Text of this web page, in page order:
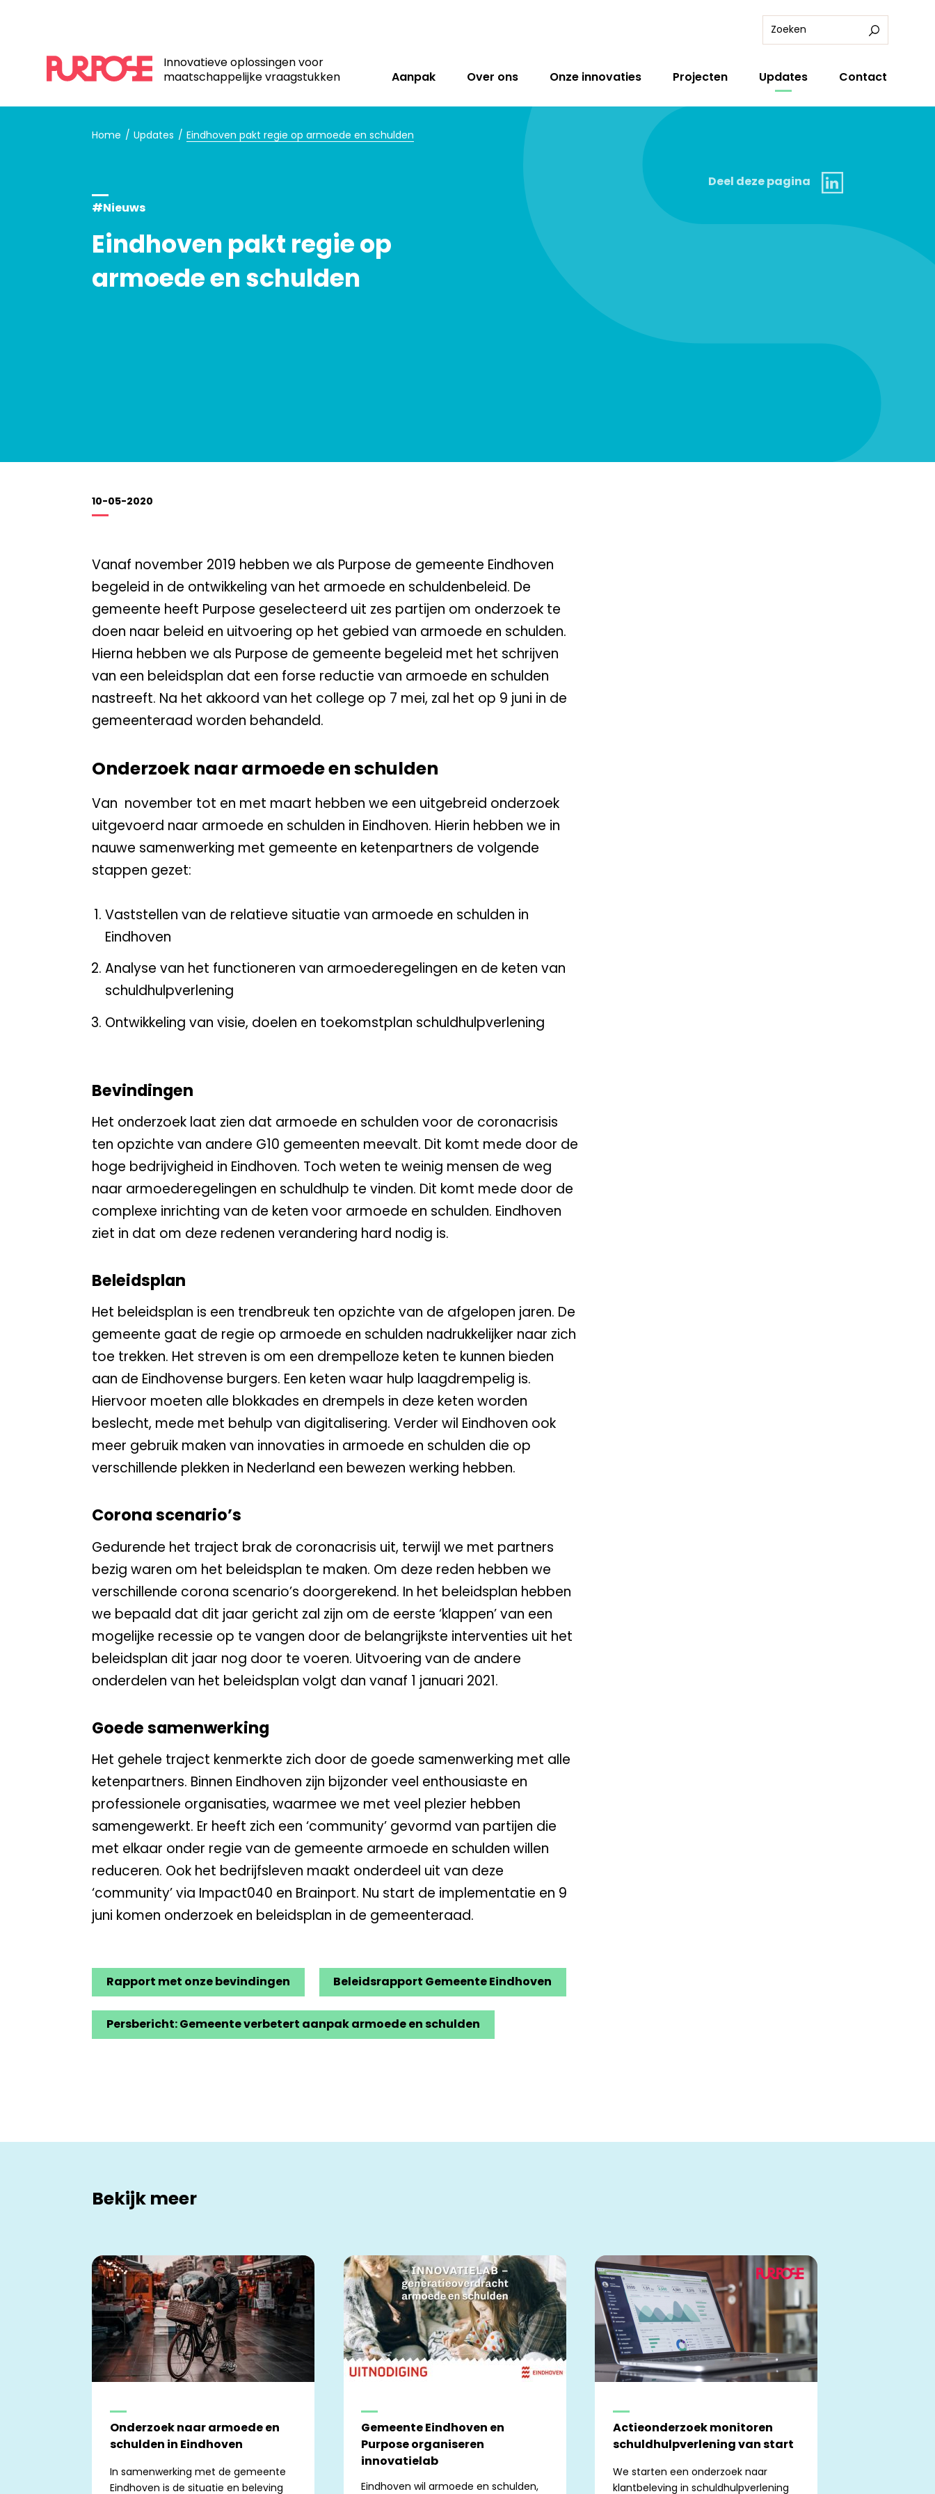
Innovatieve oplossingen voor
maatschappelijke vraagstukken
Aanpak Over ons Onze innovaties Projecten Updates Contact
Home Updates Eindhoven pakt regie op armoede en schulden
#Nieuws
Eindhoven pakt regie op
armoede en schulden
Deel deze pagina
10-05-2020
Vanaf november 2019 hebben we als Purpose de gemeente Eindhoven
begeleid in de ontwikkeling van het armoede en schuldenbeleid. De
gemeente heeft Purpose geselecteerd uit zes partijen om onderzoek te
doen naar beleid en uitvoering op het gebied van armoede en schulden.
Hierna hebben we als Purpose de gemeente begeleid met het schrijven
van een beleidsplan dat een forse reductie van armoede en schulden
nastreeft. Na het akkoord van het college op 7 mei, zal het op 9 juni in de
gemeenteraad worden behandeld.
Onderzoek naar armoede en schulden
Van november tot en met maart hebben we een uitgebreid onderzoek
uitgevoerd naar armoede en schulden in Eindhoven. Hierin hebben we in
nauwe samenwerking met gemeente en ketenpartners de volgende
stappen gezet:
Vaststellen van de relatieve situatie van armoede en schulden in
Eindhoven
Analyse van het functioneren van armoederegelingen en de keten van
schuldhulpverlening
Ontwikkeling van visie, doelen en toekomstplan schuldhulpverlening
Bevindingen
Het onderzoek laat zien dat armoede en schulden voor de coronacrisis
ten opzichte van andere G10 gemeenten meevalt. Dit komt mede door de
hoge bedrijvigheid in Eindhoven. Toch weten te weinig mensen de weg
naar armoederegelingen en schuldhulp te vinden. Dit komt mede door de
complexe inrichting van de keten voor armoede en schulden. Eindhoven
ziet in dat om deze redenen verandering hard nodig is.
Beleidsplan
Het beleidsplan is een trendbreuk ten opzichte van de afgelopen jaren. De
gemeente gaat de regie op armoede en schulden nadrukkelijker naar zich
toe trekken. Het streven is om een drempelloze keten te kunnen bieden
aan de Eindhovense burgers. Een keten waar hulp laagdrempelig is.
Hiervoor moeten alle blokkades en drempels in deze keten worden
beslecht, mede met behulp van digitalisering. Verder wil Eindhoven ook
meer gebruik maken van innovaties in armoede en schulden die op
verschillende plekken in Nederland een bewezen werking hebben.
Corona scenario’s
Gedurende het traject brak de coronacrisis uit, terwijl we met partners
bezig waren om het beleidsplan te maken. Om deze reden hebben we
verschillende corona scenario’s doorgerekend. In het beleidsplan hebben
we bepaald dat dit jaar gericht zal zijn om de eerste ‘klappen’ van een
mogelijke recessie op te vangen door de belangrijkste interventies uit het
beleidsplan dit jaar nog door te voeren. Uitvoering van de andere
onderdelen van het beleidsplan volgt dan vanaf 1 januari 2021.
Goede samenwerking
Het gehele traject kenmerkte zich door de goede samenwerking met alle
ketenpartners. Binnen Eindhoven zijn bijzonder veel enthousiaste en
professionele organisaties, waarmee we met veel plezier hebben
samengewerkt. Er heeft zich een ‘community’ gevormd van partijen die
met elkaar onder regie van de gemeente armoede en schulden willen
reduceren. Ook het bedrijfsleven maakt onderdeel uit van deze
‘community’ via Impact040 en Brainport. Nu start de implementatie en 9
juni komen onderzoek en beleidsplan in de gemeenteraad.
Rapport met onze bevindingen Beleidsrapport Gemeente Eindhoven
Persbericht: Gemeente verbetert aanpak armoede en schulden
Bekijk meer
Onderzoek naar armoede en
schulden in Eindhoven
In samenwerking met de gemeente
Eindhoven is de situatie en beleving
Gemeente Eindhoven en
Purpose organiseren
innovatielab
Eindhoven wil armoede en schulden,
Actieonderzoek monitoren
schuldhulpverlening van start
We starten een onderzoek naar
klantbeleving in schuldhulpverlening